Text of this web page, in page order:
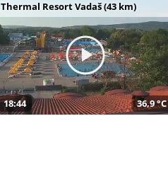
Thermal Resort Vadaš (43 km)
18:44 36,9 °C